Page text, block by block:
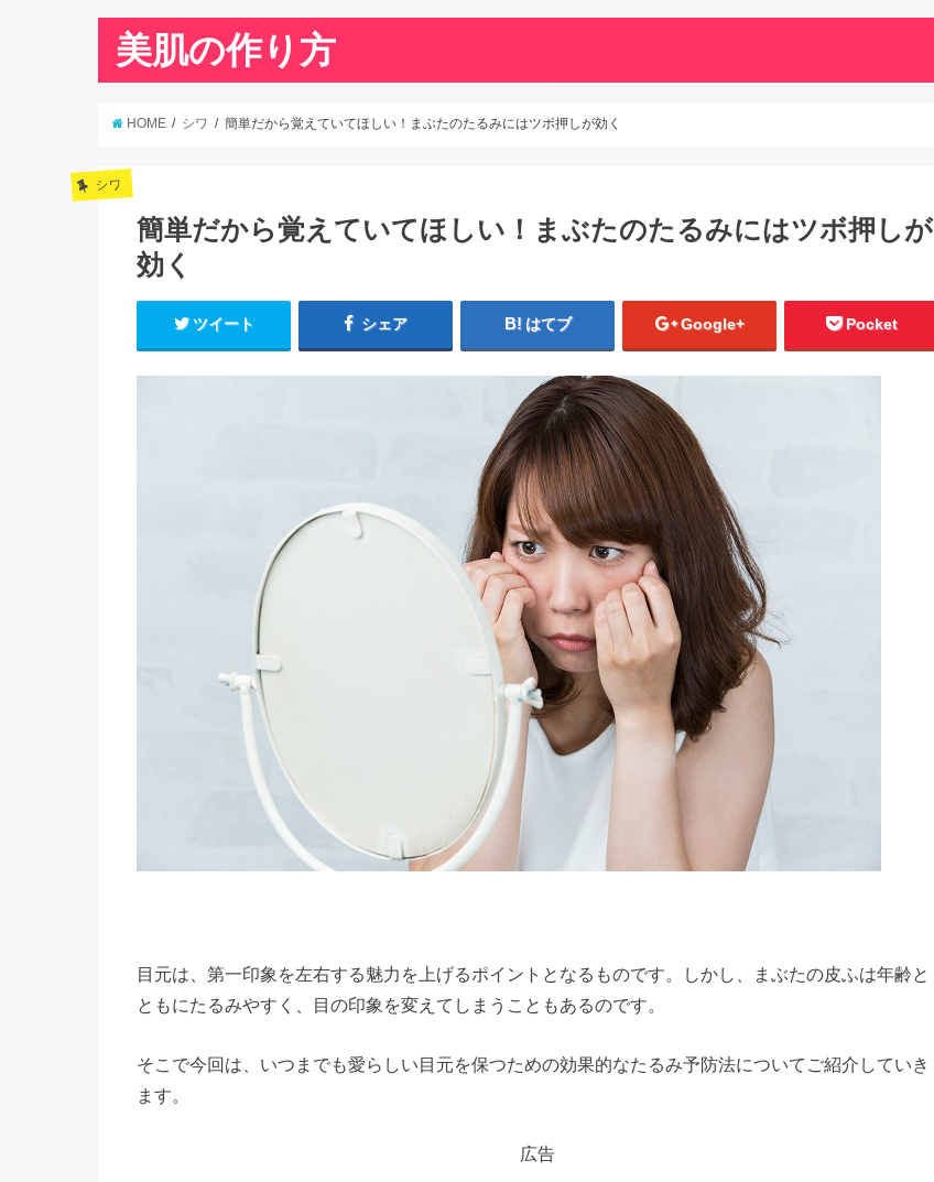
美肌の作り方
HOME シワ 簡単だから覚えていてほしい！まぶたのたるみにはツボ押しが効く
シワ
簡単だから覚えていてほしい！まぶたのたるみにはツボ押しが
効く
ツイート シェア はてブ Google+ Pocket
目元は、第一印象を左右する魅力を上げるポイントとなるものです。しかし、まぶたの皮ふは年齢と
ともにたるみやすく、目の印象を変えてしまうこともあるのです。
そこで今回は、いつまでも愛らしい目元を保つための効果的なたるみ予防法についてご紹介していき
ます。
広告